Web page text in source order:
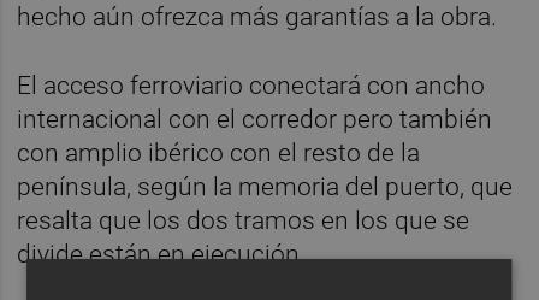
hecho aún ofrezca más garantías a la obra.
El acceso ferroviario conectará con ancho
internacional con el corredor pero también
con amplio ibérico con el resto de la
península, según la memoria del puerto, que
resalta que los dos tramos en los que se
divide están en ejecución.